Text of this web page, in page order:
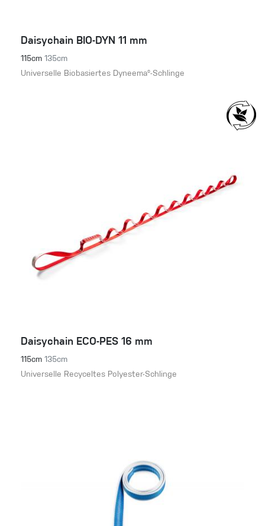
Daisychain BIO-DYN 11 mm
115cm 135cm
Universelle Biobasiertes Dyneema®-Schlinge
Daisychain ECO-PES 16 mm
115cm 135cm
Universelle Recyceltes Polyester-Schlinge